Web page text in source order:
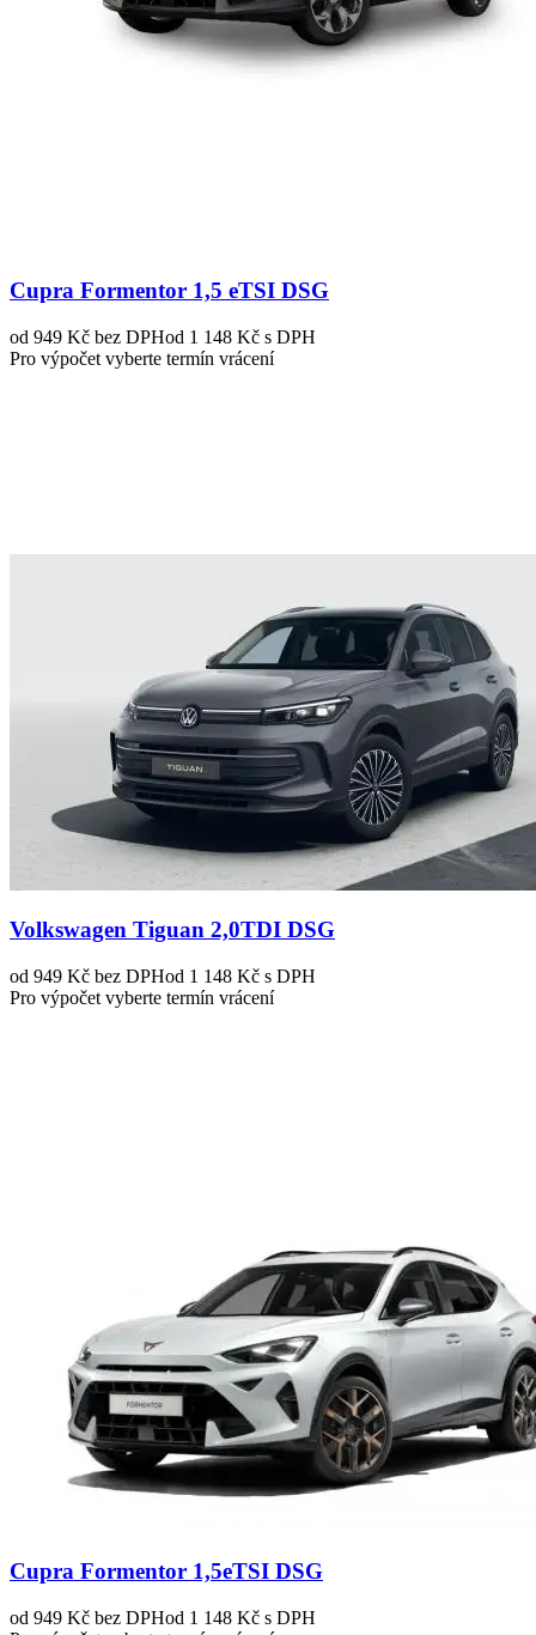
Cupra Formentor 1,5 eTSI DSG
od 949 Kč bez DPHod 1 148 Kč s DPH
Pro výpočet vyberte termín vrácení
Volkswagen Tiguan 2,0TDI DSG
od 949 Kč bez DPHod 1 148 Kč s DPH
Pro výpočet vyberte termín vrácení
Cupra Formentor 1,5eTSI DSG
od 949 Kč bez DPHod 1 148 Kč s DPH